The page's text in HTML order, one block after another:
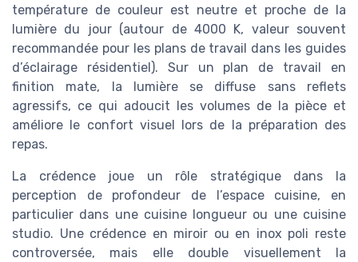
température de couleur est neutre et proche de la
lumière du jour (autour de 4000 K, valeur souvent
recommandée pour les plans de travail dans les guides
d’éclairage résidentiel). Sur un plan de travail en
finition mate, la lumière se diffuse sans reflets
agressifs, ce qui adoucit les volumes de la pièce et
améliore le confort visuel lors de la préparation des
repas.
La crédence joue un rôle stratégique dans la
perception de profondeur de l’espace cuisine, en
particulier dans une cuisine longueur ou une cuisine
studio. Une crédence en miroir ou en inox poli reste
controversée, mais elle double visuellement la